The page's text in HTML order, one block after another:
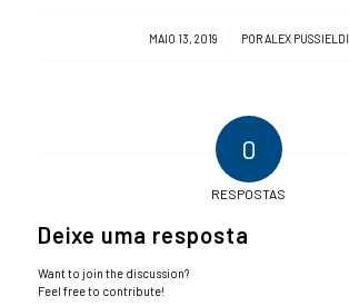
MAIO 13, 2019
/ PORALEX PUSSIELDI
0
RESPOSTAS
Deixe uma resposta
Want to join the discussion?
Feel free to contribute!